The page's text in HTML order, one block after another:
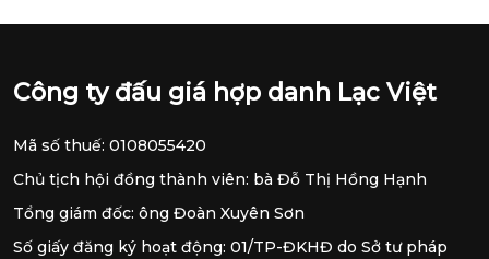
Công ty đấu giá hợp danh Lạc Việt
Mã số thuế: 0108055420
Chủ tịch hội đồng thành viên: bà Đỗ Thị Hồng Hạnh
Tổng giám đốc: ông Đoàn Xuyên Sơn
Số giấy đăng ký hoạt động: 01/TP-ĐKHĐ do Sở tư pháp